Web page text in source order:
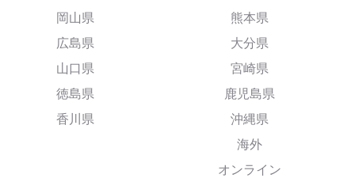
岡山県
広島県
山口県
徳島県
香川県
熊本県
大分県
宮崎県
鹿児島県
沖縄県
海外
オンライン